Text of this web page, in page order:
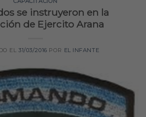
se instruyeron en la
de Ejercito Arana
EL 31/03/2016 POR EL INFANTE